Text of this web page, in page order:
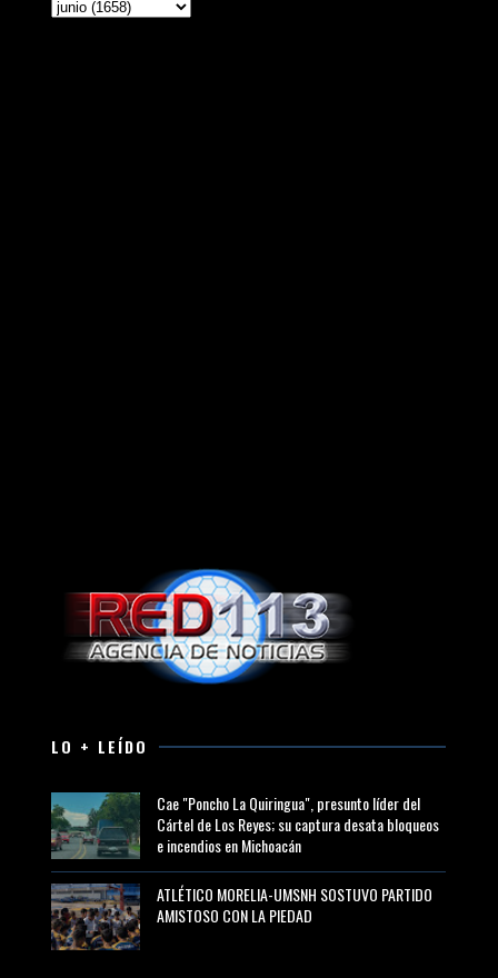
LO + LEÍDO
Cae "Poncho La Quiringua", presunto líder del
Cártel de Los Reyes; su captura desata bloqueos
e incendios en Michoacán
ATLÉTICO MORELIA-UMSNH SOSTUVO PARTIDO
AMISTOSO CON LA PIEDAD